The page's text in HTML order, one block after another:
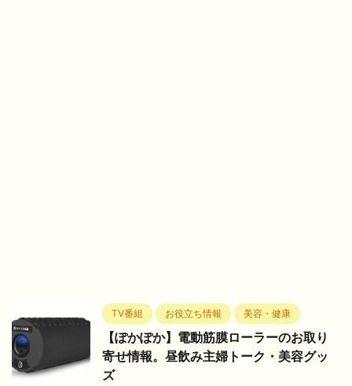
TV番組 お役立ち情報 美容・健康
【ぽかぽか】電動筋膜ローラーのお取り
寄せ情報。昼飲み主婦トーク・美容グッ
ズ